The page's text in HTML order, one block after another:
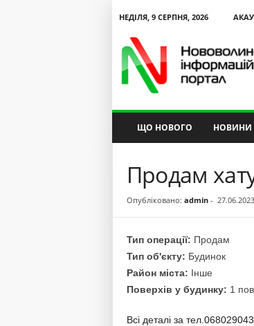
НЕДІЛЯ, 9 СЕРПНЯ, 2026
ЩО НОВОГО НОВИНИ
Продам
Опубліковано: admin -
Тип операції: Продам
Тип об'єкту: Будинок
Район міста: Інше
Поверхів у будинку: 1
Всі деталі за